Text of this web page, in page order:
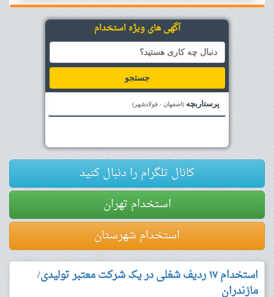
آگهی های ویژه استخدام
جستجو
پرستاربچه (اصفهان - فولادشهر)
کانال تلگرام را دنبال کنید
استخدام تهران
استخدام شهرستان
استخدام ۱۷ ردیف شغلی در یک شرکت معتبر تولیدی/
مازندران